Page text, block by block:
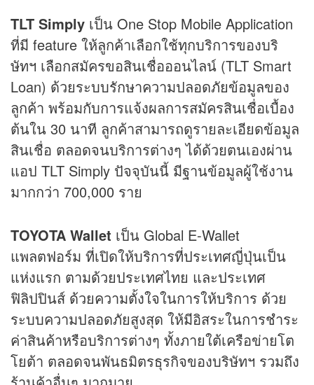
TLT Simply เป็น One Stop Mobile Application
ที่มี feature ให้ลูกค้าเลือกใช้ทุกบริการของบริ
ษัทฯ เลือกสมัครขอสินเชื่อออนไลน์ (TLT Smart
Loan) ด้วยระบบรักษาความปลอดภัยข้อมูลของ
ลูกค้า พร้อมกับการแจ้งผลการสมัครสินเชื่อเบื้อง
ต้นใน 30 นาที ลูกค้าสามารถดูรายละเอียดข้อมูล
สินเชื่อ ตลอดจนบริการต่างๆ ได้ด้วยตนเองผ่าน
แอป TLT Simply ปัจจุบันนี้ มีฐานข้อมูลผู้ใช้งาน
มากกว่า 700,000 ราย
TOYOTA Wallet เป็น Global E-Wallet
แพลตฟอร์ม ที่เปิดให้บริการที่ประเทศญี่ปุ่นเป็น
แห่งแรก ตามด้วยประเทศไทย และประเทศ
ฟิลิปปินส์ ด้วยความตั้งใจในการให้บริการ ด้วย
ระบบความปลอดภัยสูงสุด ให้มีอิสระในการชำระ
ค่าสินค้าหรือบริการต่างๆ ทั้งภายใต้เครือข่ายโต
โยต้า ตลอดจนพันธมิตรธุรกิจของบริษัทฯ รวมถึง